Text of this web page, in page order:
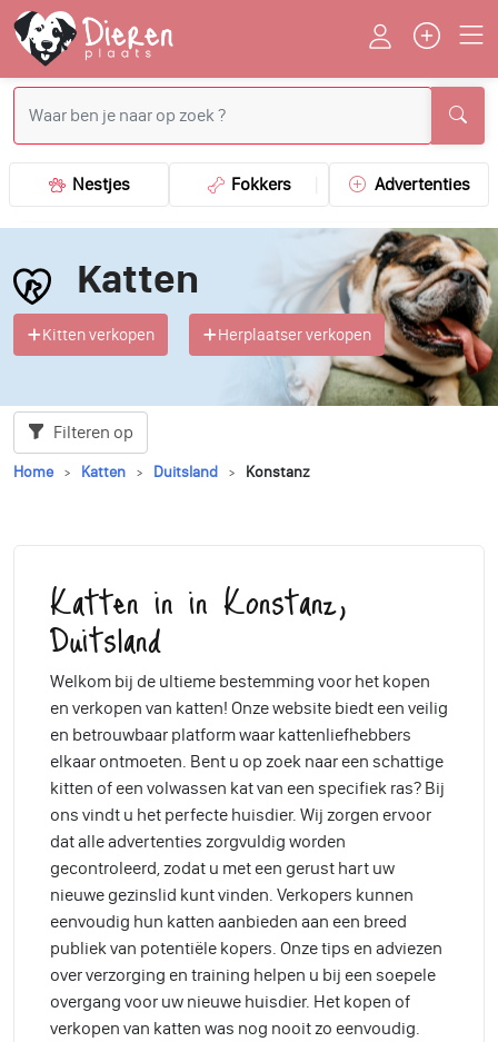
Nestjes Fokkers Advertenties
Katten
Kitten verkopen Herplaatser verkopen
Filteren op
Home Katten Duitsland Konstanz
Katten in in Konstanz,
Duitsland
Welkom bij de ultieme bestemming voor het kopen
en verkopen van katten! Onze website biedt een veilig
en betrouwbaar platform waar kattenliefhebbers
elkaar ontmoeten. Bent u op zoek naar een schattige
kitten of een volwassen kat van een specifiek ras? Bij
ons vindt u het perfecte huisdier. Wij zorgen ervoor
dat alle advertenties zorgvuldig worden
gecontroleerd, zodat u met een gerust hart uw
nieuwe gezinslid kunt vinden. Verkopers kunnen
eenvoudig hun katten aanbieden aan een breed
publiek van potentiële kopers. Onze tips en adviezen
over verzorging en training helpen u bij een soepele
overgang voor uw nieuwe huisdier. Het kopen of
verkopen van katten was nog nooit zo eenvoudig.